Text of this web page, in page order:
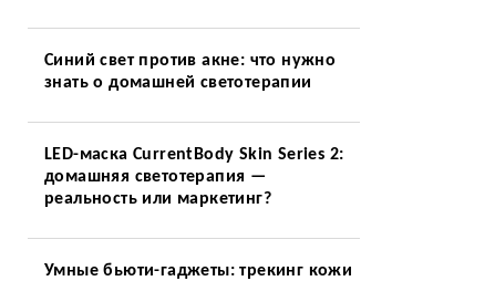
Синий свет против акне: что нужно
знать о домашней светотерапии
LED-маска CurrentBody Skin Series 2:
домашняя светотерапия —
реальность или маркетинг?
Умные бьюти-гаджеты: трекинг кожи